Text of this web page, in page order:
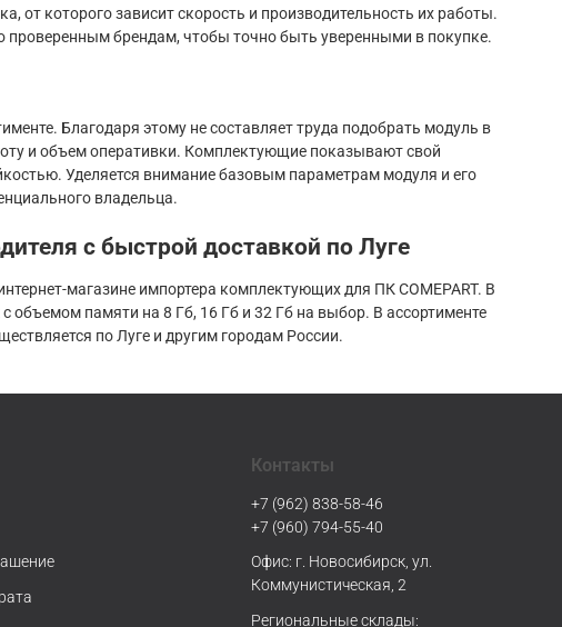
от которого зависит скорость и производительность их работы.
проверенным брендам, чтобы точно быть уверенными в покупке.
Благодаря этому не составляет труда подобрать модуль в
и объем оперативки. Комплектующие показывают свой
Уделяется внимание базовым параметрам модуля и его
владельца.
с быстрой доставкой по Луге
магазине импортера комплектующих для ПК COMEPART. В
объемом памяти на 8 Гб, 16 Гб и 32 Гб на выбор. В ассортименте
по Луге и другим городам России.
Контакты
+7 (962) 838-58-46
+7 (960) 794-55-40
Офис: г. Новосибирск, ул.
Коммунистическая, 2
Региональные склады: